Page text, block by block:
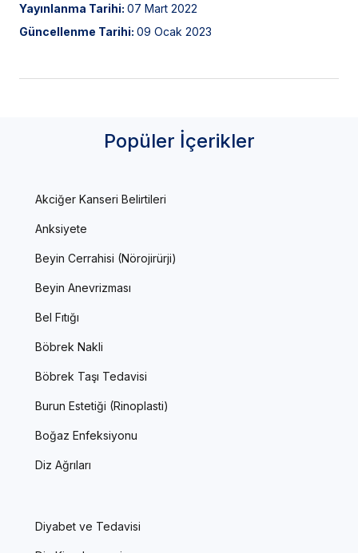
Yayınlanma Tarihi: 07 Mart 2022
Güncellenme Tarihi: 09 Ocak 2023
Popüler İçerikler
Akciğer Kanseri Belirtileri
Anksiyete
Beyin Cerrahisi (Nörojirürji)
Beyin Anevrizması
Bel Fıtığı
Böbrek Nakli
Böbrek Taşı Tedavisi
Burun Estetiği (Rinoplasti)
Boğaz Enfeksiyonu
Diz Ağrıları
Diyabet ve Tedavisi